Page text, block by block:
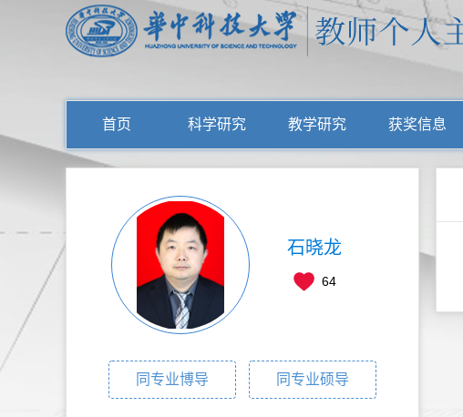
首页 科学研究 教学研究 获奖信息
石晓龙
64
同专业博导 同专业硕导